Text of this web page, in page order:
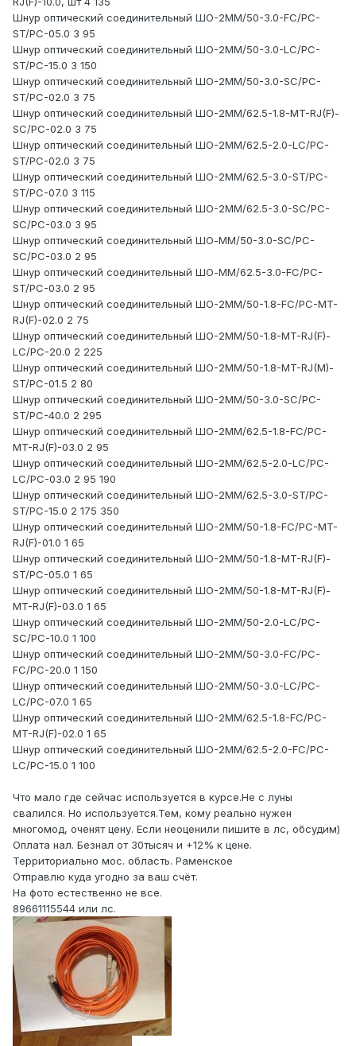
Шнур оптический соединительный ШО-2MM/50-3.0-FC/PC-
ST/PC-05.0 3 95
Шнур оптический соединительный ШО-2MM/50-3.0-LC/PC-
ST/PC-15.0 3 150
Шнур оптический соединительный ШО-2MM/50-3.0-SC/PC-
ST/PC-02.0 3 75
Шнур оптический соединительный ШО-2MM/62.5-1.8-MT-RJ(F)-
SC/PC-02.0 3 75
Шнур оптический соединительный ШО-2MM/62.5-2.0-LC/PC-
ST/PC-02.0 3 75
Шнур оптический соединительный ШО-2MM/62.5-3.0-ST/PC-
ST/PC-07.0 3 115
Шнур оптический соединительный ШО-2MM/62.5-3.0-SC/PC-
SC/PC-03.0 3 95
Шнур оптический соединительный ШО-MM/50-3.0-SC/PC-
SC/PC-03.0 2 95
Шнур оптический соединительный ШО-MM/62.5-3.0-FC/PC-
ST/PC-03.0 2 95
Шнур оптический соединительный ШО-2MM/50-1.8-FC/PC-MT-
RJ(F)-02.0 2 75
Шнур оптический соединительный ШО-2MM/50-1.8-MT-RJ(F)-
LC/PC-20.0 2 225
Шнур оптический соединительный ШО-2MM/50-1.8-MT-RJ(M)-
ST/PC-01.5 2 80
Шнур оптический соединительный ШО-2MM/50-3.0-SC/PC-
ST/PC-40.0 2 295
Шнур оптический соединительный ШО-2MM/62.5-1.8-FC/PC-
MT-RJ(F)-03.0 2 95
Шнур оптический соединительный ШО-2MM/62.5-2.0-LC/PC-
LC/PC-03.0 2 95 190
Шнур оптический соединительный ШО-2MM/62.5-3.0-ST/PC-
ST/PC-15.0 2 175 350
Шнур оптический соединительный ШО-2MM/50-1.8-FC/PC-MT-
RJ(F)-01.0 1 65
Шнур оптический соединительный ШО-2MM/50-1.8-MT-RJ(F)-
ST/PC-05.0 1 65
Шнур оптический соединительный ШО-2MM/50-1.8-MT-RJ(F)-
MT-RJ(F)-03.0 1 65
Шнур оптический соединительный ШО-2MM/50-2.0-LC/PC-
SC/PC-10.0 1 100
Шнур оптический соединительный ШО-2MM/50-3.0-FC/PC-
FC/PC-20.0 1 150
Шнур оптический соединительный ШО-2MM/50-3.0-LC/PC-
LC/PC-07.0 1 65
Шнур оптический соединительный ШО-2MM/62.5-1.8-FC/PC-
MT-RJ(F)-02.0 1 65
Шнур оптический соединительный ШО-2MM/62.5-2.0-FC/PC-
LC/PC-15.0 1 100
Что мало где сейчас используется в курсе.Не с луны
свалился. Но используется.Тем, кому реально нужен
многомод, оченят цену. Если неоценили пишите в лс, обсудим)
Оплата нал. Безнал от 30тысяч и +12% к цене.
Территориально мос. область. Раменское
Отправлю куда угодно за ваш счёт.
На фото естественно не все.
89661115544 или лс.